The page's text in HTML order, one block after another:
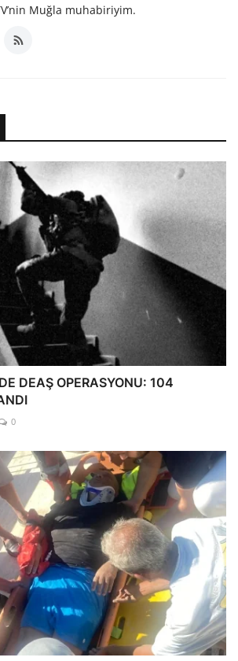
Muğla muhabiriyim.
DEAŞ OPERASYONU: 104
0